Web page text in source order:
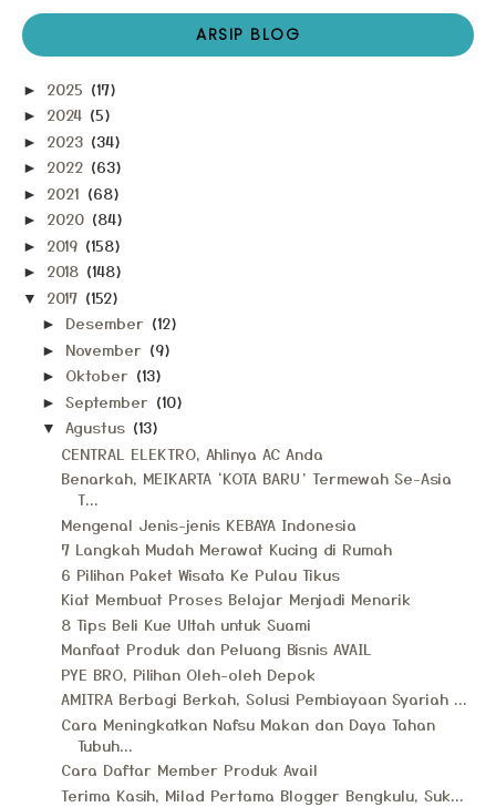
ARSIP BLOG
► 2025 (17)
► 2024 (5)
► 2023 (34)
► 2022 (63)
► 2021 (68)
► 2020 (84)
► 2019 (158)
► 2018 (148)
▼ 2017 (152)
► Desember (12)
► November (9)
► Oktober (13)
► September (10)
▼ Agustus (13)
CENTRAL ELEKTRO, Ahlinya AC Anda
Benarkah, MEIKARTA ‘KOTA BARU’ Termewah Se-Asia
T...
Mengenal Jenis-jenis KEBAYA Indonesia
7 Langkah Mudah Merawat Kucing di Rumah
6 Pilihan Paket Wisata Ke Pulau Tikus
Kiat Membuat Proses Belajar Menjadi Menarik
8 Tips Beli Kue Ultah untuk Suami
Manfaat Produk dan Peluang Bisnis AVAIL
PYE BRO, Pilihan Oleh-oleh Depok
AMITRA Berbagi Berkah, Solusi Pembiayaan Syariah ...
Cara Meningkatkan Nafsu Makan dan Daya Tahan
Tubuh...
Cara Daftar Member Produk Avail
Terima Kasih, Milad Pertama Blogger Bengkulu, Suk...